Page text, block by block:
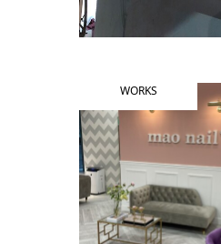
WORKS